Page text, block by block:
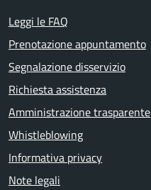
Leggi le FAQ
Prenotazione appuntamento
Segnalazione disservizio
Richiesta assistenza
Amministrazione trasparente
Whistleblowing
Informativa privacy
Note legali